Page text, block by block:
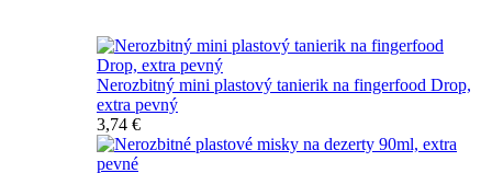
Nerozbitný mini plastový tanierik na fingerfood Drop,
extra pevný
3,74 €